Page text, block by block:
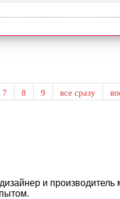
7 8 9 все сразу
и